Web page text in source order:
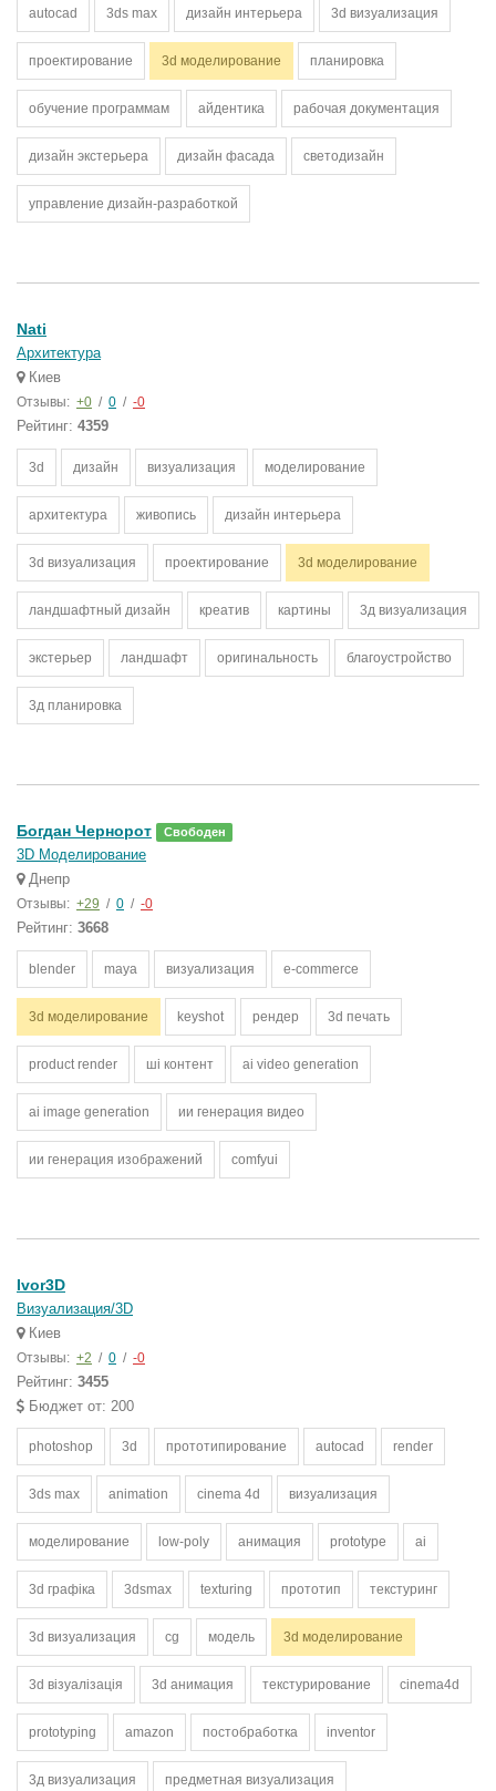
autocad 3ds max дизайн интерьера 3d визуализация
проектирование 3d моделирование планировка
обучение программам айдентика рабочая документация
дизайн экстерьера дизайн фасада светодизайн
управление дизайн-разработкой
Nati
Архитектура
Киев
Отзывы: +0 / 0 / -0
Рейтинг: 4359
3d дизайн визуализация моделирование
архитектура живопись дизайн интерьера
3d визуализация проектирование 3d моделирование
ландшафтный дизайн креатив картины 3д визуализация
экстерьер ландшафт оригинальность благоустройство
3д планировка
Богдан Чернорот Свободен
3D Моделирование
Днепр
Отзывы: +29 / 0 / -0
Рейтинг: 3668
blender maya визуализация e-commerce
3d моделирование keyshot рендер 3d печать
product render ші контент ai video generation
ai image generation ии генерация видео
ии генерация изображений comfyui
Ivor3D
Визуализация/3D
Киев
Отзывы: +2 / 0 / -0
Рейтинг: 3455
Бюджет от: 200
photoshop 3d прототипирование autocad render
3ds max animation cinema 4d визуализация
моделирование low-poly анимация prototype ai
3d графіка 3dsmax texturing прототип текстуринг
3d визуализация cg модель 3d моделирование
3d візуалізація 3d анимация текстурирование cinema4d
prototyping amazon постобработка inventor
3д визуализация предметная визуализация